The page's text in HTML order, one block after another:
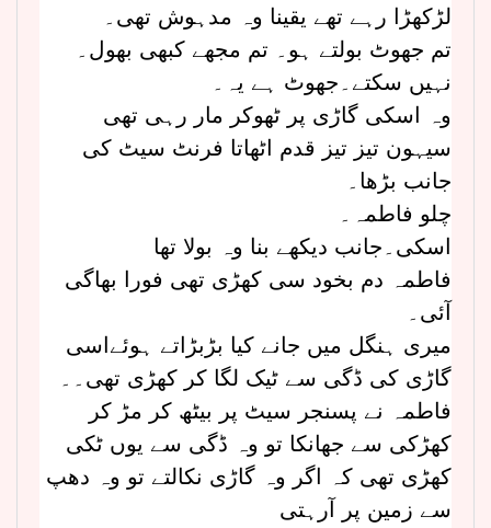
لڑکھڑا رہے تھے یقینا وہ مدہوش تھی۔
تم جھوٹ بولتے ہو۔ تم مجھے کبھی بھول۔
نہیں سکتے۔جھوٹ ہے یہ۔
وہ اسکی گاڑی پر ٹھوکر مار رہی تھی
سیہون تیز تیز قدم اٹھاتا فرنٹ سیٹ کی
جانب بڑھا۔
چلو فاطمہ۔
اسکی۔جانب دیکھے بنا وہ بولا تھا
فاطمہ دم بخود سی کھڑی تھی فورا بھاگی
آئی۔
میری ہنگل میں جانے کیا بڑبڑاتے ہوئےاسی
گاڑی کی ڈگی سے ٹیک لگا کر کھڑی تھی۔۔
فاطمہ نے پسنجر سیٹ پر بیٹھ کر مڑ کر
کھڑکی سے جھانکا تو وہ ڈگی سے یوں ٹکی
کھڑی تھی کہ اگر وہ گاڑی نکالتے تو وہ دھپ
سے زمین پر آرہتی